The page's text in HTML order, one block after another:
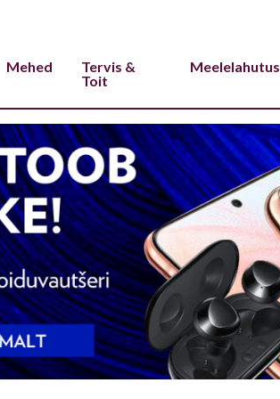
Mehed
Tervis &
Toit
Meelelahutus